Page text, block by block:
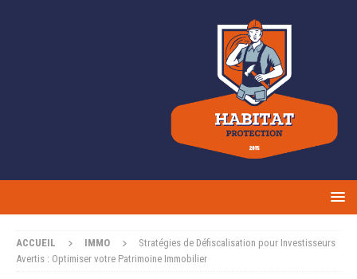
ACCUEIL IMMO
Stratégies de Défiscalisation pour Investisseurs
Avertis : Optimiser votre Patrimoine Immobilier